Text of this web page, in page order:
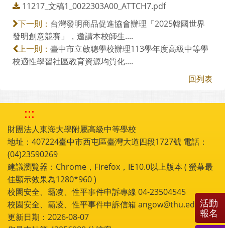
11217_文稿1_0022303A00_ATTCH7.pdf
下一則： 台灣發明商品促進協會辦理「2025韓國世界
發明創意競賽」，邀請本校師生....
上一則： 臺中市立啟聰學校辦理113學年度高級中等學
校適性學習社區教育資源均質化....
回列表
:::
財團法人東海大學附屬高級中等學校
地址：407224臺中市西屯區臺灣大道四段1727號 電話：
(04)23590269
建議瀏覽器：Chrome，Firefox，IE10.0以上版本 ( 螢幕最
佳顯示效果為1280*960 )
校園安全、霸凌、性平事件申訴專線 04-23504545
校園安全、霸凌、性平事件申訴信箱 angow@thu.edu.tw
更新日期：2026-08-07
活動
報名